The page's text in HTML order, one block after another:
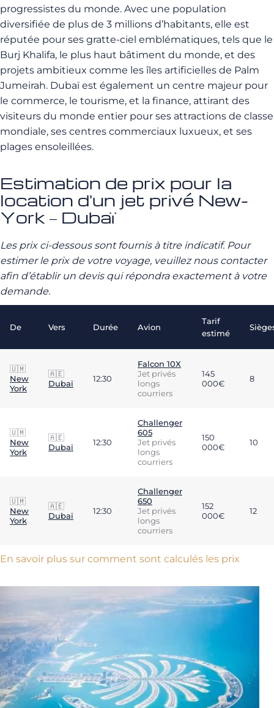
progressistes du monde. Avec une population
diversifiée de plus de 3 millions d’habitants, elle est
réputée pour ses gratte-ciel emblématiques, tels que le
Burj Khalifa, le plus haut bâtiment du monde, et des
projets ambitieux comme les îles artificielles de Palm
Jumeirah. Dubaï est également un centre majeur pour
le commerce, le tourisme, et la finance, attirant des
visiteurs du monde entier pour ses attractions de classe
mondiale, ses centres commerciaux luxueux, et ses
plages ensoleillées.
Estimation de prix pour la
location d'un jet privé New-
York – Dubaï
Les prix ci-dessous sont fournis à titre indicatif. Pour
estimer le prix de votre voyage, veuillez nous contacter
afin d’établir un devis qui répondra exactement à votre
demande.
De Vers Durée Avion
Tarif
estimé
🇺🇲
New
York
🇦🇪
Dubaï
12:30
Falcon 10X
Jet privés
longs
courriers
145
000€
8
🇺🇲
New
York
🇦🇪
Dubaï
12:30
Challenger
605
Jet privés
longs
courriers
150
000€
10
🇺🇲
New
York
🇦🇪
Dubaï
12:30
Challenger
650
Jet privés
longs
courriers
152
000€
12
En savoir plus sur comment sont calculés les prix